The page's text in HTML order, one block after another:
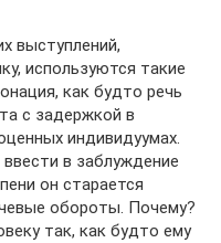
выступлений,
используются такие
как будто речь
с задержкой в
индивидуумах.
в заблуждение
он старается
обороты. Почему?
так, как будто ему